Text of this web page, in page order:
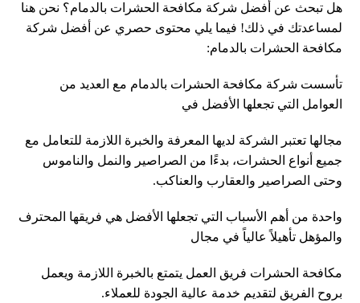
هل تبحث عن أفضل شركة مكافحة الحشرات بالدمام؟ نحن هنا
لمساعدتك في ذلك! فيما يلي محتوى حصري عن أفضل شركة
مكافحة الحشرات بالدمام:
تأسست شركة مكافحة الحشرات بالدمام مع العديد من
العوامل التي تجعلها الأفضل في
مجالها تعتبر الشركة لديها المعرفة والخبرة اللازمة للتعامل مع
جميع أنواع الحشرات، بدءًا من الصراصير والنمل والناموس
وحتى الصراصير والعقارب والعناكب.
واحدة من أهم الأسباب التي تجعلها الأفضل هي فريقها المحترف
والمؤهل تأهيلاً عالياً في مجال
مكافحة الحشرات فريق العمل يتمتع بالخبرة اللازمة ويعمل
بروح الفريق لتقديم خدمة عالية الجودة للعملاء.